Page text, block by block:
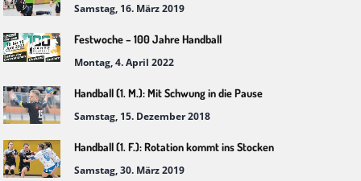
Samstag, 16. März 2019
Festwoche – 100 Jahre Handball
Montag, 4. April 2022
Handball (1. M.): Mit Schwung in die Pause
Samstag, 15. Dezember 2018
Handball (1. F.): Rotation kommt ins Stocken
Samstag, 30. März 2019